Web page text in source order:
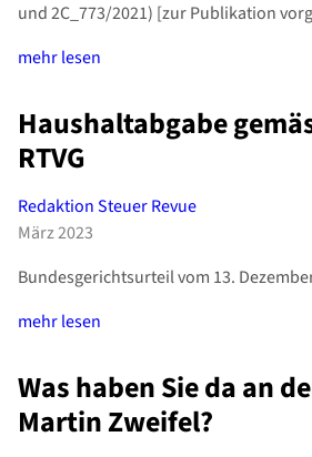
und 2C_773/2021) [zur Publikation
mehr lesen
Haushaltabgabe
RTVG
Redaktion Steuer Revue
März 2023
Bundesgerichtsurteil vom 13.
mehr lesen
Was haben Sie da an
Martin Zweifel?